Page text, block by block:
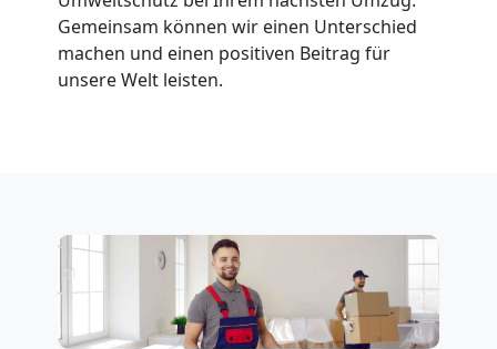
Gemeinsam können wir einen Unterschied
machen und einen positiven Beitrag für
unsere Welt leisten.
Wolfsberg
Firmenumzug
Büroumzug
Wolfsberg